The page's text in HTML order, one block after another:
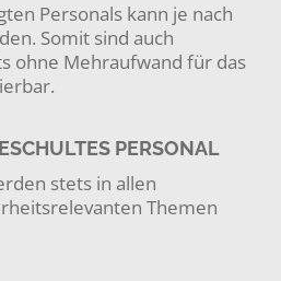
Personals kann je nach
Somit sind auch
ohne Mehraufwand für das
PERSONAL
stets in allen
Themen